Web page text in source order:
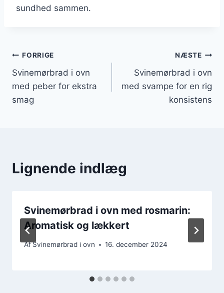
sundhed sammen.
Indlægsnavigation
FORRIGE
Svinemørbrad i ovn
med peber for ekstra
smag
NÆSTE
Svinemørbrad i ovn
med svampe for en rig
konsistens
Lignende indlæg
Svinemørbrad i ovn med rosmarin:
Aromatisk og lækkert
AfSvinemørbrad i ovn 16. december 2024